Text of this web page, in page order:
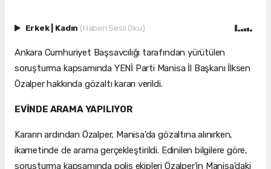
Erkek Kadın (Haberi Sesli Oku)
Ankara Cumhuriyet Başsavcılığı tarafından yürütülen
soruşturma kapsamında YENİ Parti Manisa İl Başkanı İlksen
Özalper hakkında gözaltı kararı verildi.
EVİNDE ARAMA YAPILIYOR
Kararın ardından Özalper, Manisa'da gözaltına alınırken,
ikametinde de arama gerçekleştirildi. Edinilen bilgilere göre,
soruşturma kapsamında polis ekipleri Özalper'in Manisa'daki